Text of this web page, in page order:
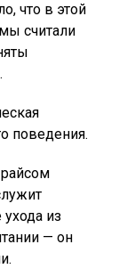
что в этой
считали
поведения.
из
— он